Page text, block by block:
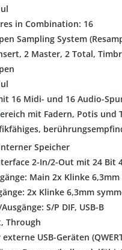
in Combination: 16
Sampling System
2 Master, 2 Total,
16 Midi- und 16 Audio-
mit Fadern, Potis und
Speicher
2-In/2-Out mit 24 Bit
Main 2x Klinke
2x Klinke 6,3mm
S/P DIF, USB-B
Through
externe USB-Geräten